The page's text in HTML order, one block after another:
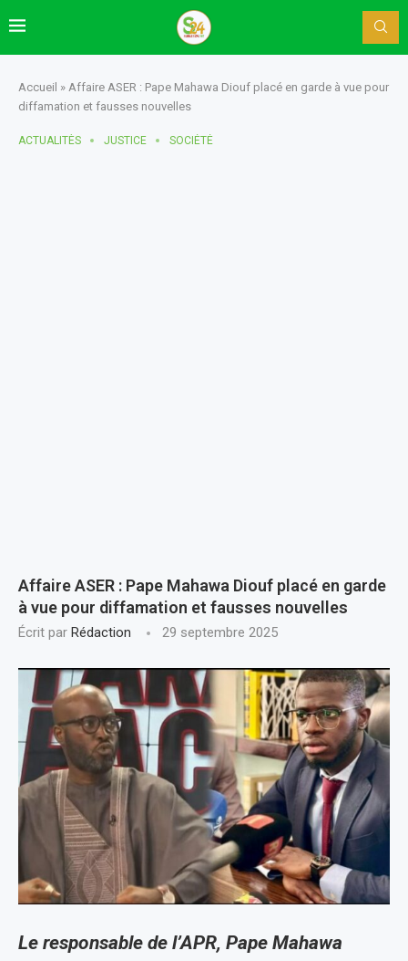
Accueil » Affaire ASER : Pape Mahawa Diouf placé en garde à vue pour
diffamation et fausses nouvelles
ACTUALITÈS JUSTICE SOCIÉTÉ
Affaire ASER : Pape Mahawa Diouf placé en garde
à vue pour diffamation et fausses nouvelles
Écrit par Rédaction 29 septembre 2025
Le responsable de l’APR, Pape Mahawa